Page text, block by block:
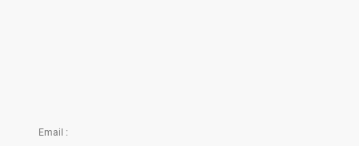
Email :